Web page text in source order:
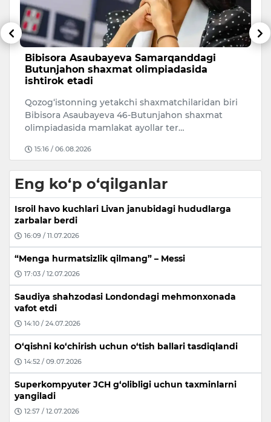
Bibisora Asaubayeva Samarqanddagi
Butunjahon shaxmat olimpiadasida
ishtirok etadi
Qozog‘istonning yetakchi shaxmatchilaridan biri
Bibisora Asaubayeva 46-Butunjahon shaxmat
olimpiadasida mamlakat ayollar ter…
15:16 / 06.08.2026
Eng ko‘p o‘qilganlar
Isroil havo kuchlari Livan janubidagi hududlarga
zarbalar berdi
16:09 / 11.07.2026
“Menga hurmatsizlik qilmang” – Messi
17:03 / 12.07.2026
Saudiya shahzodasi Londondagi mehmonxonada
vafot etdi
14:10 / 24.07.2026
O‘qishni ko‘chirish uchun o‘tish ballari tasdiqlandi
14:52 / 09.07.2026
Superkompyuter JCH g‘olibligi uchun taxminlarni
yangiladi
12:57 / 12.07.2026